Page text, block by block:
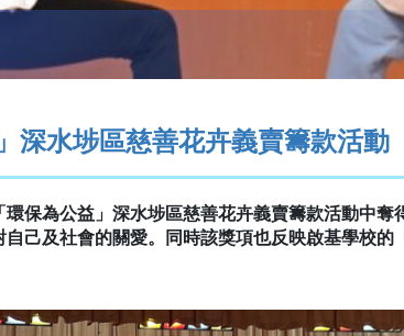
深水埗區慈善花卉義賣籌款活動
保為公益」深水埗區慈善花卉義賣籌款活動中奪
己及社會的關愛。同時該獎項也反映啟基學校的